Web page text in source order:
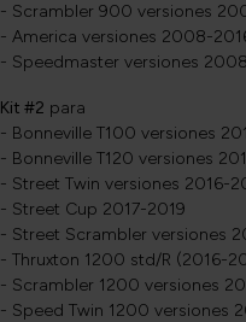
- Scrambler 900 versiones
- America versiones 2008-
- Speedmaster versiones
Kit #2 para
- Bonneville T100 versiones
- Bonneville T120 versiones
- Street Twin versiones 2016-
- Street Cup 2017-2019
- Street Scrambler versiones
- Thruxton 1200 std/R (2016-
- Scrambler 1200 versiones
- Speed Twin 1200 versiones